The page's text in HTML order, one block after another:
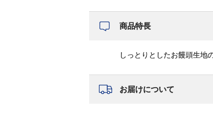
商品特長
しっとりとしたお饅頭生地
お届けについて